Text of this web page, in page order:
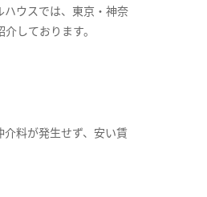
ウスでは、東京・神奈
しております。
料が発生せず、安い賃